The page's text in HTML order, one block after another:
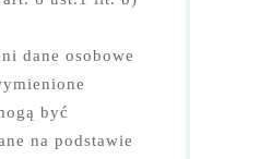
dane osobowe
być
na podstawie